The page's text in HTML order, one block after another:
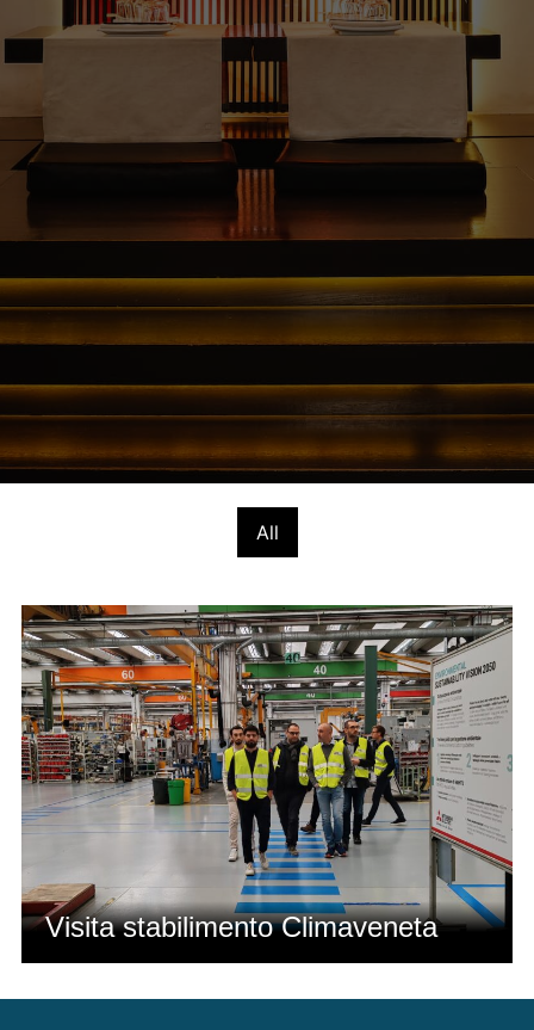
All
Visita stabilimento Climaveneta